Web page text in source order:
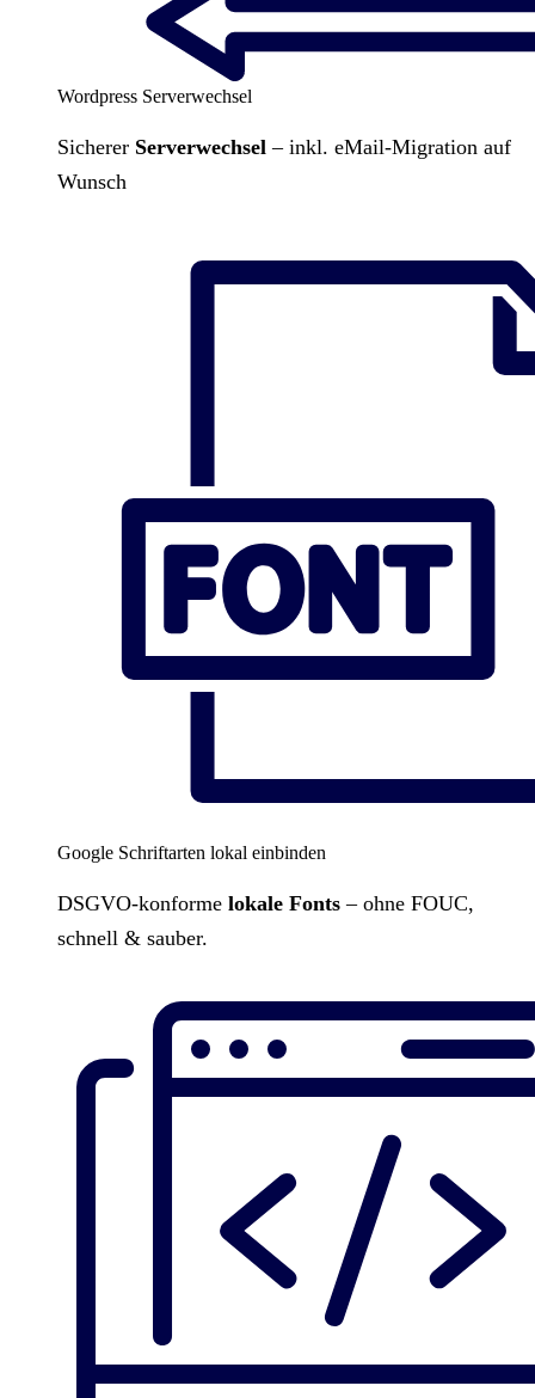
Wordpress Serverwechsel
Sicherer Serverwechsel – inkl. eMail-Migration auf
Wunsch
Google Schriftarten lokal einbinden
DSGVO-konforme lokale Fonts – ohne FOUC,
schnell & sauber.